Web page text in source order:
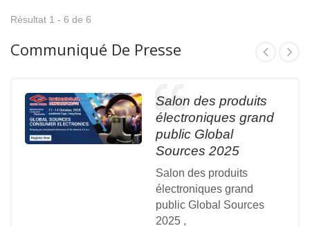
Résultat 1 - 6 de 6
Communiqué De Presse
Salon des produits
électroniques grand
public Global
Sources 2025
Salon des produits
électroniques grand
public Global Sources
2025 ,